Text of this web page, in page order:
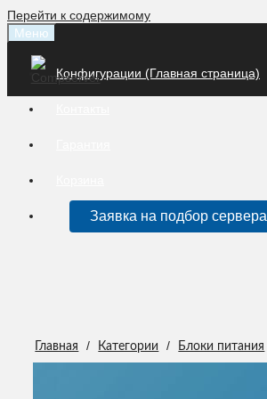
Перейти к содержимому
Меню
Конфигурации (Главная страница)
Заявка на подбор сервера
Главная / Категории / Блоки питания